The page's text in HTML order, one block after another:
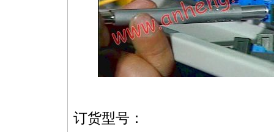
订货型号：